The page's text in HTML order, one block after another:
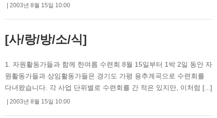
2003년 8월 15일 10:00
[사/랑/방/소/식]
1. 자원활동가들과 함께 한여름 수련회 8월 15일부터 1박 2일 동안 자
원활동가들과 상임활동가들은 경기도 가평 용추계곡으로 수련회를
다녀왔습니다. 각 사업 단위별로 수련회를 간 적은 있지만, 이처럼 [...]
2003년 8월 15일 10:00